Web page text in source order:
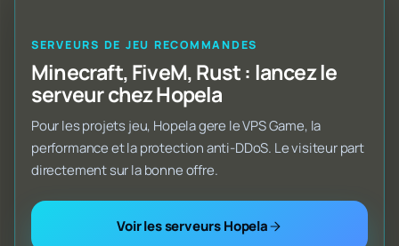
SERVEURS DE JEU RECOMMANDES
Minecraft, FiveM, Rust : lancez le
serveur chez Hopela
Pour les projets jeu, Hopela gere le VPS Game, la
performance et la protection anti-DDoS. Le visiteur part
directement sur la bonne offre.
Voir les serveurs Hopela